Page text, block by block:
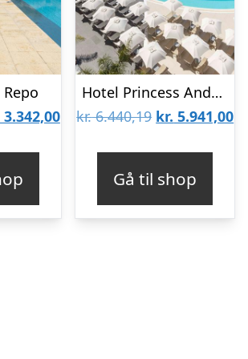
3.342,00Den
kr. 3.342,00.
Hotel Princess Andriana Resort & Spa
kr.6.440,19 Den
kr. 6.440,19.
kr. 5.941,00
Gå til shop